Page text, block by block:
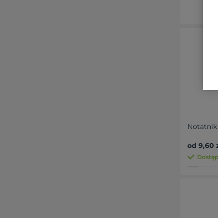
Notatnik
od 9,60